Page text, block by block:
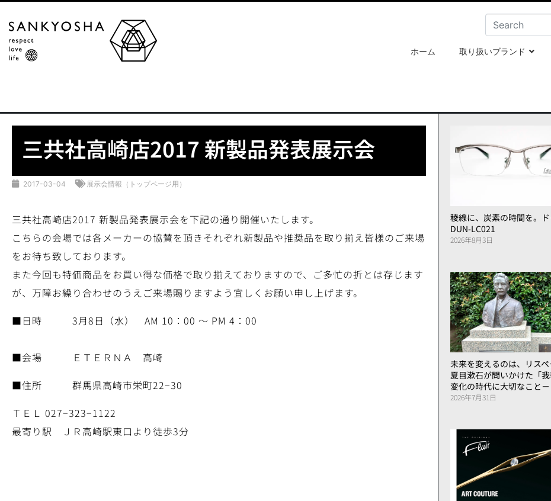
ホーム 取り扱いブランド
三共社高崎店2017 新製品発表展示会
2017-03-04 展示会情報（トップページ用）
三共社高崎店2017 新製品発表展示会を下記の通り開催いたします。
こちらの会場では各メーカーの協賛を頂きそれぞれ新製品や推奨品を取り揃え皆様のご来場
をお待ち致しております。
また今回も特価商品をお買い得な価格で取り揃えておりますので、ご多忙の折とは存じます
が、万障お繰り合わせのうえご来場賜りますよう宜しくお願い申し上げます。
■日時 3月8日（水） AM 10：00 〜 PM 4：00
■会場 ＥＴＥＲＮＡ 高崎
■住所 群馬県高崎市栄町22−30
ＴＥＬ 027−323−1122
最寄り駅 ＪＲ高崎駅東口より徒歩3分
稜線に、炭素の時間を。
DUN-LC021
2026年8月3日
未来を変えるのは、リスペ
夏目漱石が問いかけた「我
変化の時代に大切なこと－
2026年7月31日